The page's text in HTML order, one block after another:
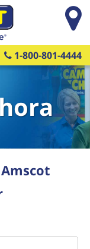
1-800-801-4444